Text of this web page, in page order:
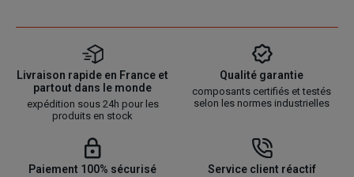
Livraison rapide en France et
partout dans le monde
expédition sous 24h pour les
produits en stock
Qualité garantie
composants certifiés et testés
selon les normes industrielles
Paiement 100% sécurisé Service client réactif